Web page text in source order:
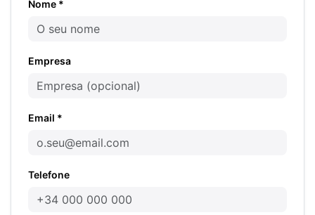
Nome *
Empresa
Email *
Telefone